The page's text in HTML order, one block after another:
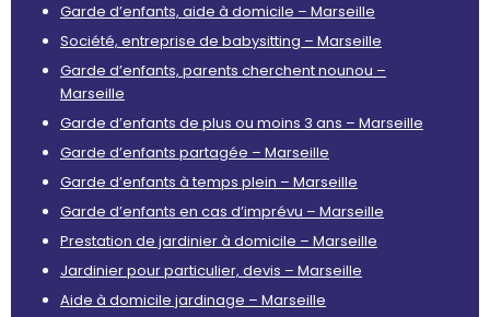
Garde d’enfants, aide à domicile – Marseille
Société, entreprise de babysitting – Marseille
Garde d’enfants, parents cherchent nounou –
Marseille
Garde d’enfants de plus ou moins 3 ans – Marseille
Garde d’enfants partagée – Marseille
Garde d’enfants à temps plein – Marseille
Garde d’enfants en cas d’imprévu – Marseille
Prestation de jardinier à domicile – Marseille
Jardinier pour particulier, devis – Marseille
Aide à domicile jardinage – Marseille